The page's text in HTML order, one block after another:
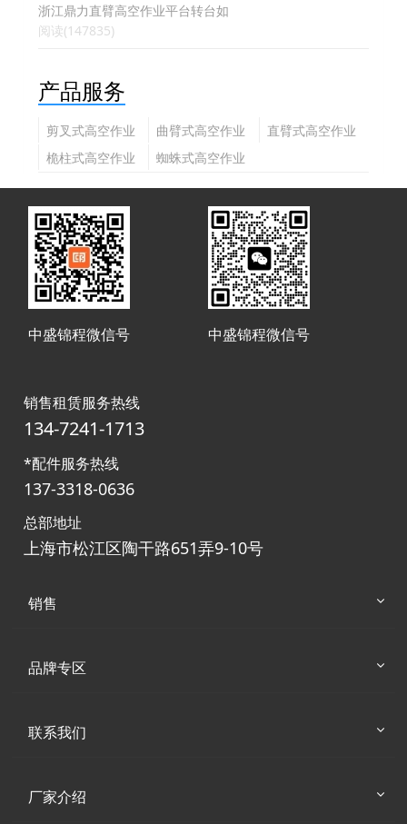
浙江鼎力直臂高空作业平台转台如
阅读(147835)
产品服务
剪叉式高空作业
平台
曲臂式高空作业
平台
直臂式高空作业
桅柱式高空作业
蜘蛛式高空作业
中盛锦程微信号 中盛锦程微信号
销售租赁服务热线
134-7241-1713
*配件服务热线
137-3318-0636
总部地址
上海市松江区陶干路651弄9-10号
销售
品牌专区
联系我们
厂家介绍